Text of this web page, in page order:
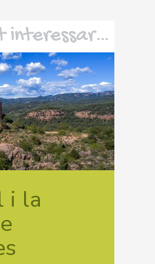
interessar…
i la